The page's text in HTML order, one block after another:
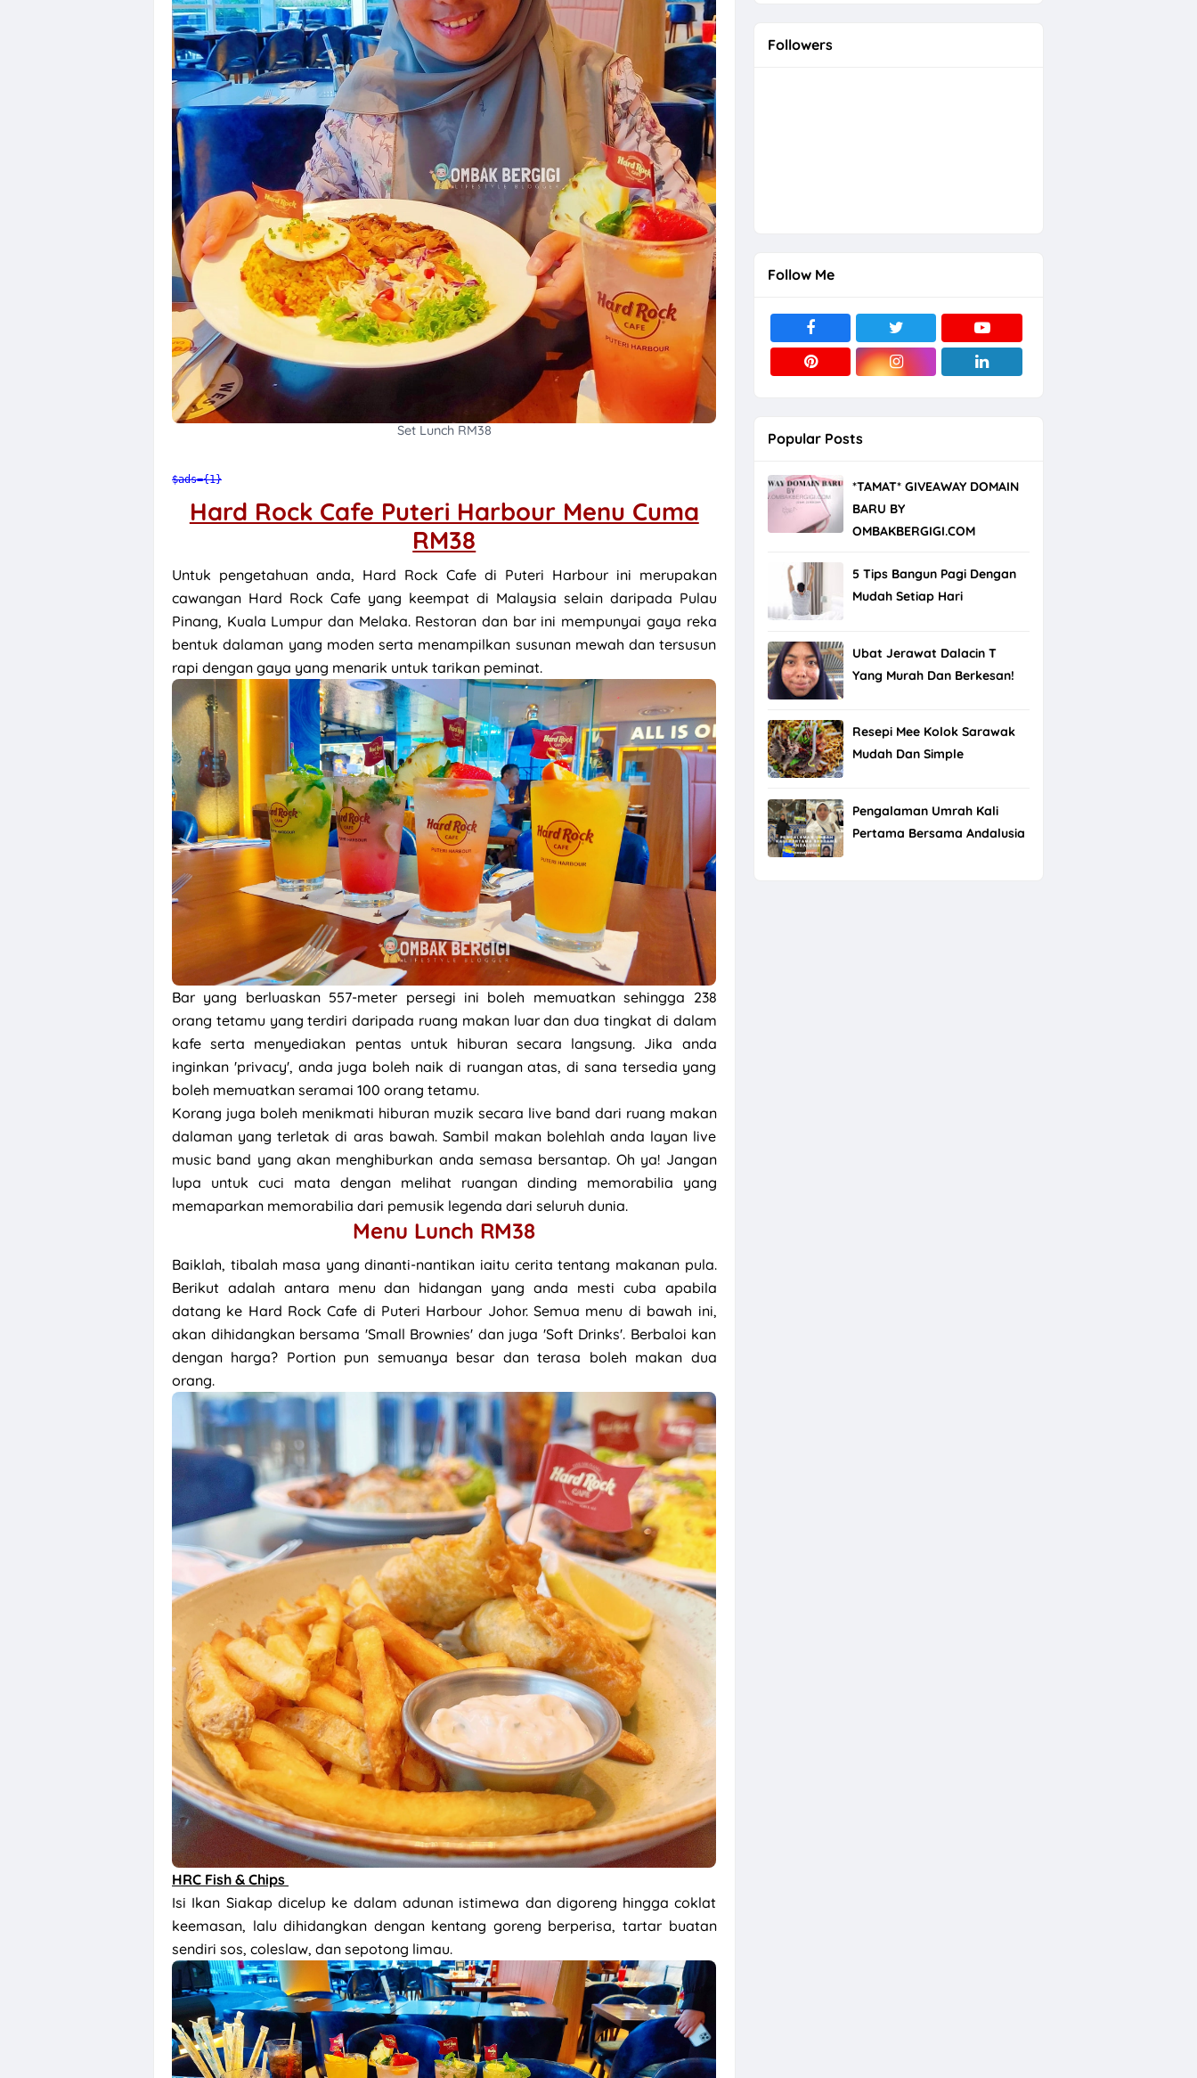
Set Lunch RM38
$ads={1}
Hard Rock Cafe Puteri Harbour Menu Cuma
RM38
Untuk pengetahuan anda, Hard Rock Cafe di Puteri Harbour ini merupakan
cawangan Hard Rock Cafe yang keempat di Malaysia selain daripada Pulau
Pinang, Kuala Lumpur dan Melaka. Restoran dan bar ini mempunyai gaya reka
bentuk dalaman yang moden serta menampilkan susunan mewah dan tersusun
rapi dengan gaya yang menarik untuk tarikan peminat.
Bar yang berluaskan 557-meter persegi ini boleh memuatkan sehingga 238
orang tetamu yang terdiri daripada ruang makan luar dan dua tingkat di dalam
kafe serta menyediakan pentas untuk hiburan secara langsung. Jika anda
inginkan 'privacy', anda juga boleh naik di ruangan atas, di sana tersedia yang
boleh memuatkan seramai 100 orang tetamu.
Korang juga boleh menikmati hiburan muzik secara live band dari ruang makan
dalaman yang terletak di aras bawah. Sambil makan bolehlah anda layan live
music band yang akan menghiburkan anda semasa bersantap. Oh ya! Jangan
lupa untuk cuci mata dengan melihat ruangan dinding memorabilia yang
memaparkan memorabilia dari pemusik legenda dari seluruh dunia.
Menu Lunch RM38
Baiklah, tibalah masa yang dinanti-nantikan iaitu cerita tentang makanan pula.
Berikut adalah antara menu dan hidangan yang anda mesti cuba apabila
datang ke Hard Rock Cafe di Puteri Harbour Johor. Semua menu di bawah ini,
akan dihidangkan bersama 'Small Brownies' dan juga 'Soft Drinks'. Berbaloi kan
dengan harga? Portion pun semuanya besar dan terasa boleh makan dua
orang.
HRC Fish & Chips
Isi Ikan Siakap dicelup ke dalam adunan istimewa dan digoreng hingga coklat
keemasan, lalu dihidangkan dengan kentang goreng berperisa, tartar buatan
sendiri sos, coleslaw, dan sepotong limau.
Followers
Follow Me
Popular Posts
*TAMAT* GIVEAWAY DOMAIN
BARU BY
OMBAKBERGIGI.COM
5 Tips Bangun Pagi Dengan
Mudah Setiap Hari
Ubat Jerawat Dalacin T
Yang Murah Dan Berkesan!
Resepi Mee Kolok Sarawak
Mudah Dan Simple
Pengalaman Umrah Kali
Pertama Bersama Andalusia